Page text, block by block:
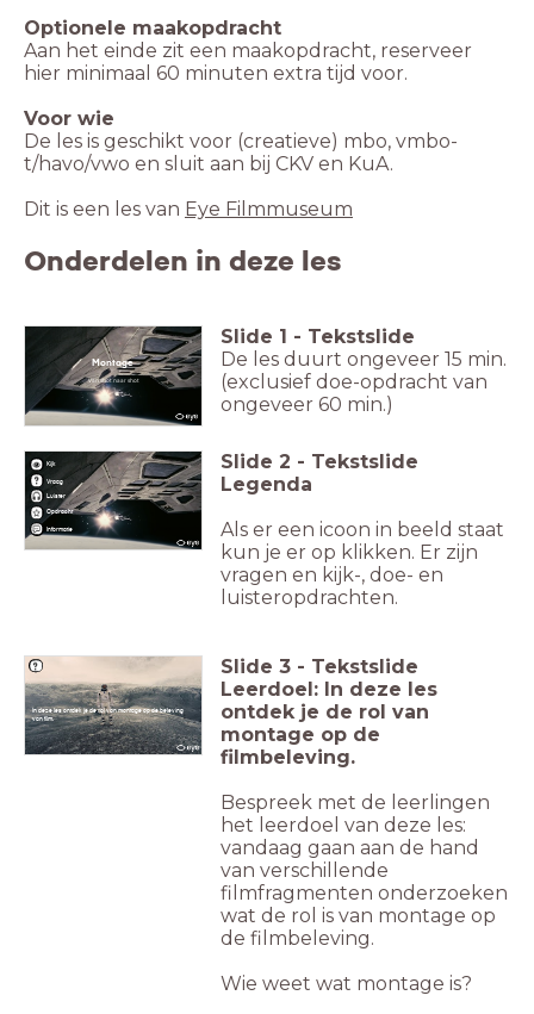
Aan het einde zit een maakopdracht, reserveer
hier minimaal 60 minuten extra tijd voor.
Voor wie
De les is geschikt voor (creatieve) mbo, vmbo-
t/havo/vwo en sluit aan bij CKV en KuA.
Dit is een les van Eye Filmmuseum
Onderdelen in deze les
Montage
Van shot naar shot
Slide 1 - Tekstslide
De les duurt ongeveer 15 min.
(exclusief doe-opdracht van
ongeveer 60 min.)
Kijk
Vraag
Luister
Opdracht
Informatie
Slide 2 - Tekstslide
Legenda
Als er een icoon in beeld staat
kun je er op klikken. Er zijn
vragen en kijk-, doe- en
luisteropdrachten.
In deze les ontdek je de rol van montage op de beleving
van film.
Slide 3 - Tekstslide
Leerdoel: In deze les
ontdek je de rol van
montage op de
filmbeleving.
Bespreek met de leerlingen
het leerdoel van deze les:
vandaag gaan aan de hand
van verschillende
filmfragmenten onderzoeken
wat de rol is van montage op
de filmbeleving.
Wie weet wat montage is?